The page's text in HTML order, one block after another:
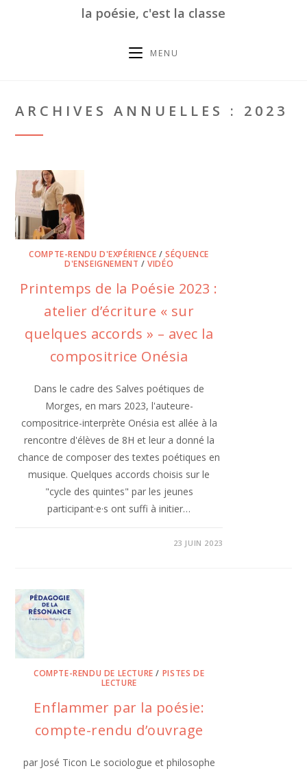
la poésie, c'est la classe
MENU
ARCHIVES ANNUELLES : 2023
COMPTE-RENDU D'EXPÉRIENCE /SÉQUENCE
D'ENSEIGNEMENT /VIDÉO
Printemps de la Poésie 2023 :
atelier d’écriture « sur
quelques accords » – avec la
compositrice Onésia
Dans le cadre des Salves poétiques de
Morges, en mars 2023, l'auteure-
compositrice-interprète Onésia est allée à la
rencontre d'élèves de 8H et leur a donné la
chance de composer des textes poétiques en
musique. Quelques accords choisis sur le
"cycle des quintes" par les jeunes
participant·e·s ont suffi à initier…
23 JUIN 2023
COMPTE-RENDU DE LECTURE / PISTES DE
LECTURE
Enflammer par la poésie:
compte-rendu d’ouvrage
par José Ticon Le sociologue et philosophe